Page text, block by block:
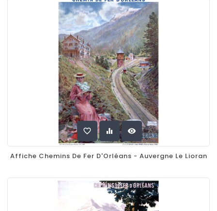
favorite_border equalizer visibility
Affiche Chemins De Fer D'Orléans - Auvergne Le Lioran